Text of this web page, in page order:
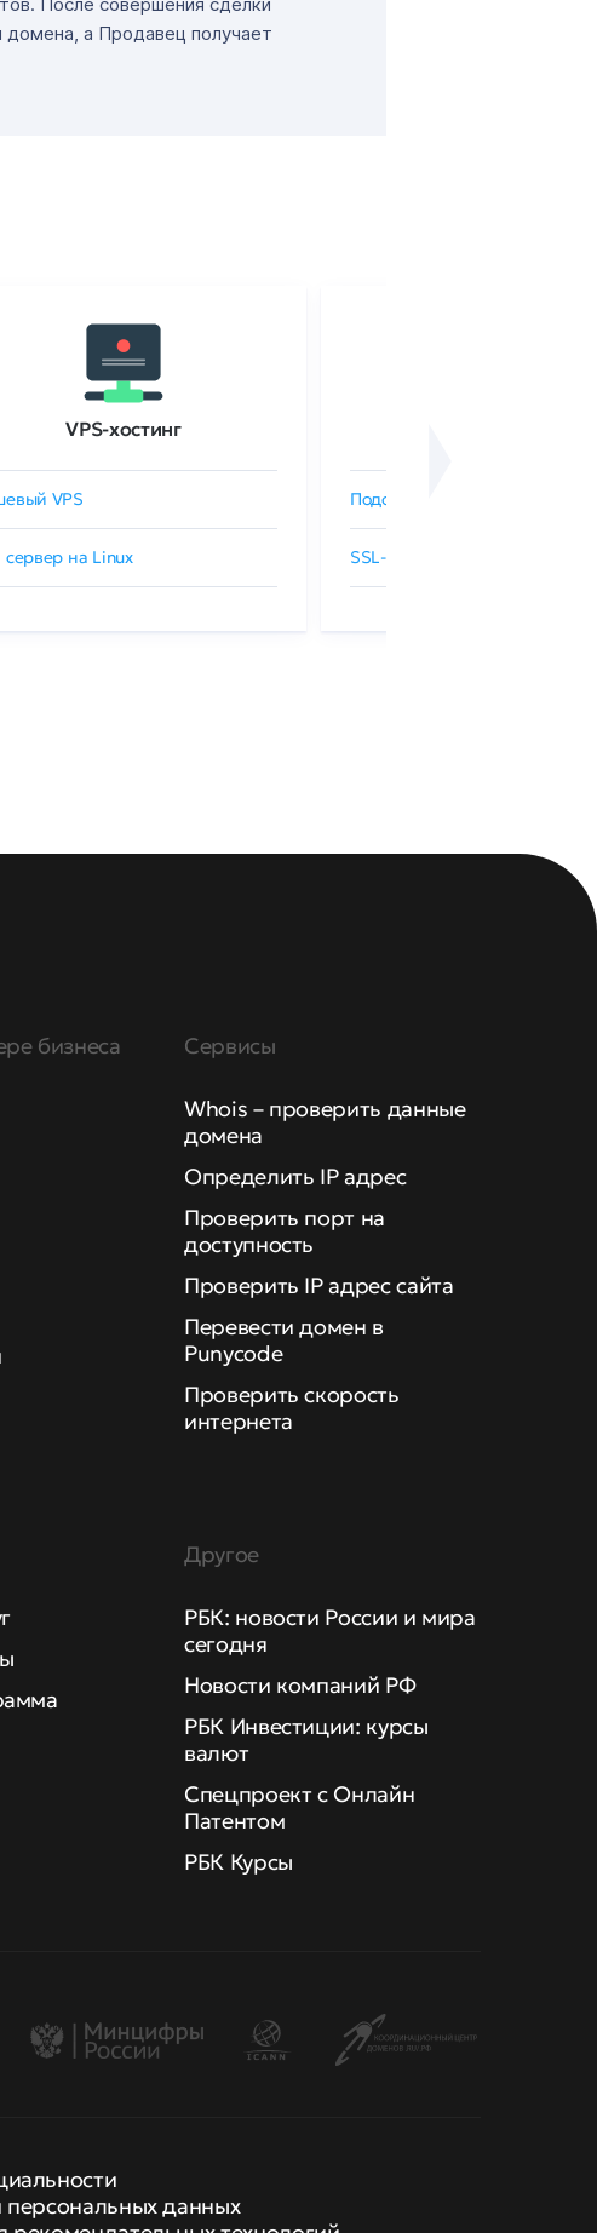
домена, а Продавец получает
VPS-хостинг
VPS
сервер на Linux
Подобрать SSL-сертификат
SSL-сертификаты GlobalSign
бизнеса Сервисы
Whois – проверить данные
домена
Определить IP адрес
Проверить порт на
доступность
Проверить IP адрес сайта
Перевести домен в
Punycode
Проверить скорость
интернета
Другое
РБК: новости России и мира
сегодня
Новости компаний РФ
РБК Инвестиции: курсы
валют
Спецпроект с Онлайн
Патентом
РБК Курсы
данных